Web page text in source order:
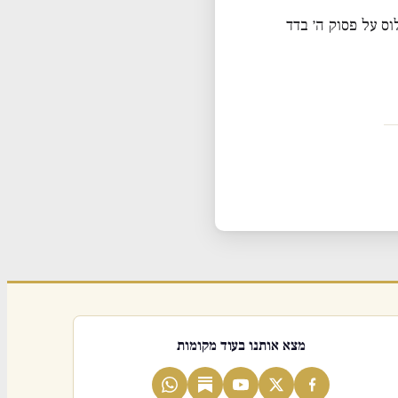
על פסוק ה׳ בדד
מצא אותנו בעוד מקומות